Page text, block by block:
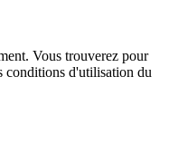
Vous trouverez pour
conditions d'utilisation du